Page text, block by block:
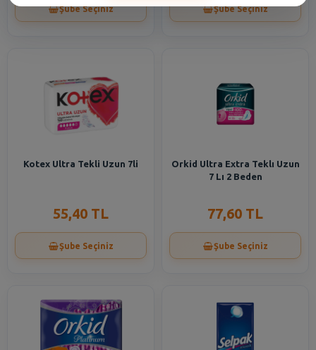
Şube Seçiniz Şube Seçiniz
Kotex Ultra Tekli Uzun 7li
55,40 TL
Şube Seçiniz
Orkid Ultra Extra Teklı Uzun
7 Lı 2 Beden
77,60 TL
Şube Seçiniz